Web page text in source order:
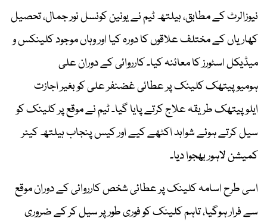
نیوزالرٹ کے مطابق، ہیلتھ ٹیم نے یونین کونسل نور جمال، تحصیل
کھاریاں کے مختلف علاقوں کا دورہ کیا اور وہاں موجود کلینکس و
میڈیکل اسٹورز کا معائنہ کیا۔ کارروائی کے دوران علی
ہومیوپیتھک کلینک پر عطائی غضنفر علی کو بغیر اجازت
ایلوپیتھک طریقہ علاج کرتے پایا گیا۔ ٹیم نے موقع پر کلینک کو
سیل کرتے ہوئے شواہد اکٹھے کیے اور کیس پنجاب ہیلتھ کیئر
کمیشن لاہور بھجوا دیا۔
اسی طرح اسامہ کلینک پر عطائی شخص کارروائی کے دوران موقع
سے فرار ہوگیا، تاہم کلینک کو فوری طور پر سیل کر کے ضروری